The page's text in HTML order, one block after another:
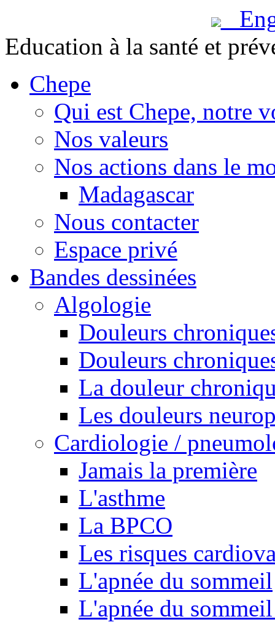
Education à la santé et
Chepe
Qui est Chepe, notre
Nos valeurs
Nos actions dans le
Madagascar
Nous contacter
Espace privé
Bandes dessinées
Algologie
Douleurs
Douleurs
La douleur
Les douleurs
Cardiologie /
Jamais la première
L'asthme
La BPCO
Les risques
L'apnée du sommeil
L'apnée du